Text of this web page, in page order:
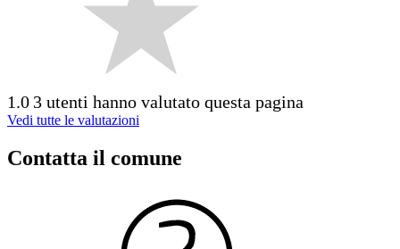
1.0 3 utenti hanno valutato questa pagina
Vedi tutte le valutazioni
Contatta il comune